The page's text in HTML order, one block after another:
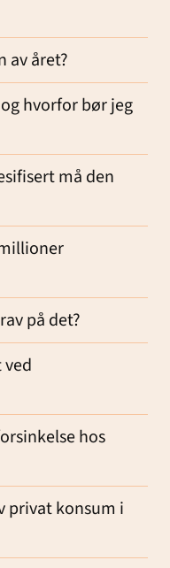
av året?
hvorfor bør jeg
må den
på det?
hos
privat konsum i